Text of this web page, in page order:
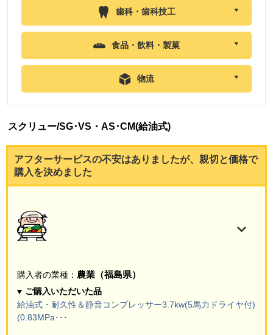
歯科・歯科技工
食品・飲料・製菓
物流
スクリュー/SG･VS・AS･CM(給油式)
アフターサービスの不安はありましたが、親切と価格で
購入を決めました
購入者の業種： 農業（福島県）
ご購入いただいた品
給油式・耐久性＆静音コンプレッサー3.7kw(5馬力ドライヤ付)
(0.83MPa･･･